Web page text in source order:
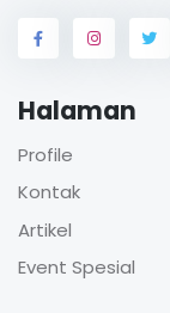
Halaman
Profile
Kontak
Artikel
Event Spesial